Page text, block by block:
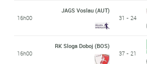
16h00
JAGS Voslau (AUT)
31 - 24
16h00
RK Sloga Doboj (BOS)
37 - 21